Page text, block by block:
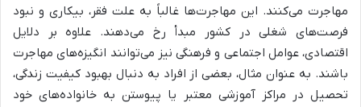
مهاجرت می‌کنند. این مهاجرت‌ها غالباً به علت فقر، بیکاری و نبود
فرصت‌های شغلی در کشور مبدأ رخ می‌دهند. علاوه بر دلایل
اقتصادی، عوامل اجتماعی و فرهنگی نیز می‌توانند انگیزه‌های مهاجرت
باشند. به عنوان مثال، بعضی از افراد به دنبال بهبود کیفیت زندگی،
تحصیل در مراکز آموزشی معتبر یا پیوستن به خانواده‌های خود